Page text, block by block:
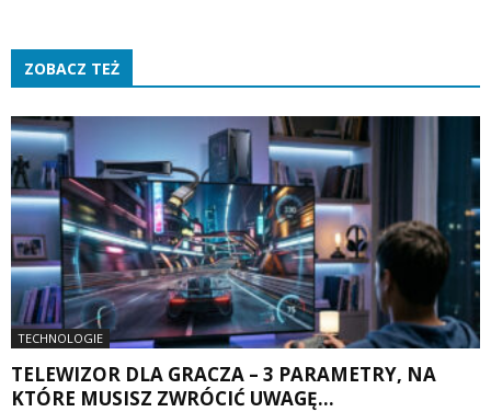
ZOBACZ TEŻ
TECHNOLOGIE
TELEWIZOR DLA GRACZA – 3 PARAMETRY, NA
KTÓRE MUSISZ ZWRÓCIĆ UWAGĘ...